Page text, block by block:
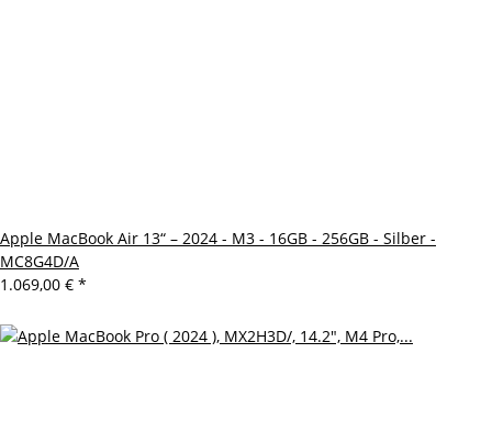
Apple MacBook Air 13“ – 2024 - M3 - 16GB - 256GB - Silber -
MC8G4D/A
1.069,00 € *